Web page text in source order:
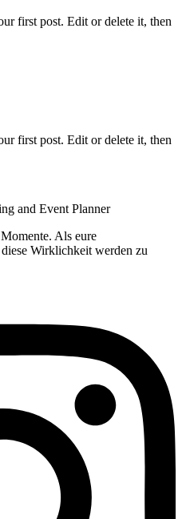
first post. Edit or delete it, then
first post. Edit or delete it, then
Als eure
Wirklichkeit werden zu